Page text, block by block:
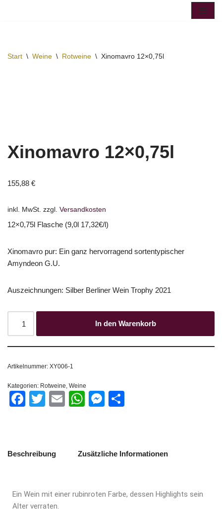
Start \ Weine \ Rotweine \ Xinomavro 12×0,75l
Xinomavro 12×0,75l
155,88 €
inkl. MwSt. zzgl. Versandkosten
12×0,75l Flasche (9,0l 17,32€/l)
Xinomavro pur: Ein ganz hervorragend sortentypischer
Amyndeon G.U.
Auszeichnungen: Silber Berliner Wein Trophy 2021
In den Warenkorb
Artikelnummer: XY006-1
Kategorien: Rotweine, Weine
Facebook
Twitter
EmailWhatsApp
Messenger
Beschreibung Zusätzliche Informationen
Ein Wein mit einer rubinroten Farbe, dessen Highlights sein
Alter verraten.